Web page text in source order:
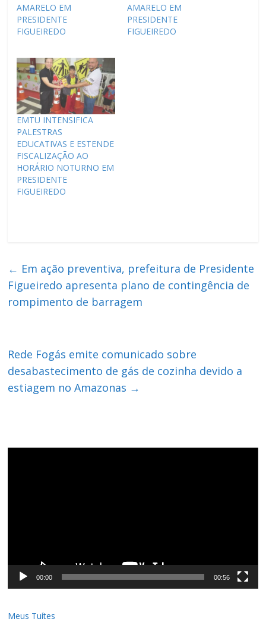
AMARELO EM
PRESIDENTE
FIGUEIREDO
AMARELO EM
PRESIDENTE
FIGUEIREDO
EMTU INTENSIFICA
PALESTRAS
EDUCATIVAS E ESTENDE
FISCALIZAÇÃO AO
HORÁRIO NOTURNO EM
PRESIDENTE
FIGUEIREDO
← Em ação preventiva, prefeitura de Presidente
Figueiredo apresenta plano de contingência de
rompimento de barragem
Rede Fogás emite comunicado sobre
desabastecimento de gás de cozinha devido a
estiagem no Amazonas →
00:00 00:56
Meus Tuítes